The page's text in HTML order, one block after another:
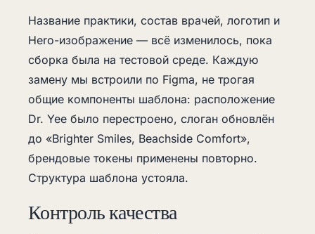
Название практики, состав врачей, логотип и
Hero-изображение — всё изменилось, пока
сборка была на тестовой среде. Каждую
замену мы встроили по Figma, не трогая
общие компоненты шаблона: расположение
Dr. Yee было перестроено, слоган обновлён
до «Brighter Smiles, Beachside Comfort»,
брендовые токены применены повторно.
Структура шаблона устояла.
Контроль качества